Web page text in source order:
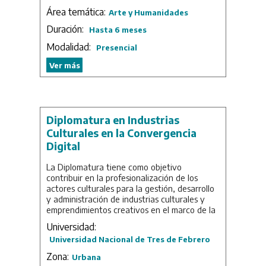
- Especialización: 1 año y medio.
con la naturaleza, las culturas, el
tecnológico en nuestras sociedades.
Este programa surge de la mano de la
Maestría en Artes Electrónicas desde
la necesidad de crear un espacio de
cultural de manera transdisciplinaria,
contribuyendo a hacer frente a las crisis
ecológicas y culturales actuales.
Área temática: Arte y Humanidades
Duración: Hasta 6 meses
Modalidad:
Presencial
Ver más
Diplomatura en Industrias
Culturales en la Convergencia
Digital
La Diplomatura tiene como objetivo
contribuir en la profesionalización de los
actores culturales para la gestión, desarrollo
y administración de industrias culturales y
emprendimientos creativos en el marco de la
convergencia digital.
La carrera se presenta como titulación
Industrias Culturales: Clave para su Gestión y
Universidad:
Universidad Nacional de Tres de Febrero
Zona: Urbana